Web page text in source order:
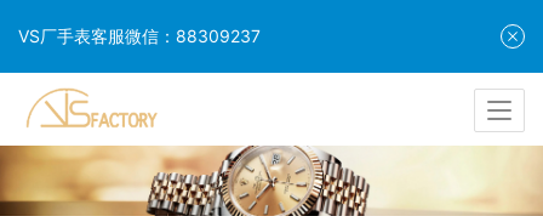
VS厂手表客服微信：88309237